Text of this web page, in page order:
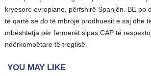
kryesore evropiane, përfshirë Spanjën. BE po
të qartë se do të mbrojë prodhuesit e saj dhe
mbështetja për fermerët sipas CAP të
ndërkombëtare të tregtisë.